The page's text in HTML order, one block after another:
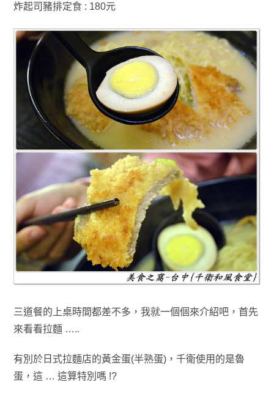
炸起司豬排定食 : 180元
三道餐的上桌時間都差不多，我就一個個來介紹吧， 首先
來看看拉麵 …..
有別於日式拉麵店的黃金蛋(半熟蛋)，千衛使用的是魯
蛋 ，這 … 這算特別嗎 !?